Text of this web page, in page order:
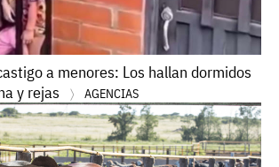
a menores: Los hallan dormidos
y rejas
AGENCIAS